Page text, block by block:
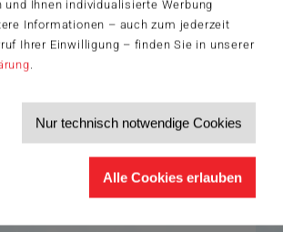
und Ihnen individualisierte Werbung
Informationen – auch zum jederzeit
Ihrer Einwilligung – finden Sie in unserer
.
Nur technisch notwendige Cookies
Alle Cookies erlauben
Spiele-Newsletter
5€ Willkommensrabatt sichern
Laufenden zu Neuheiten, Trends und aktuellen
und Sortimentserweiterungen
Veranstaltungen und Aktionen
z.B. zur Ersatzteilversorgung
Spiele-Newsletter erhalten. Die Abmeldung ist